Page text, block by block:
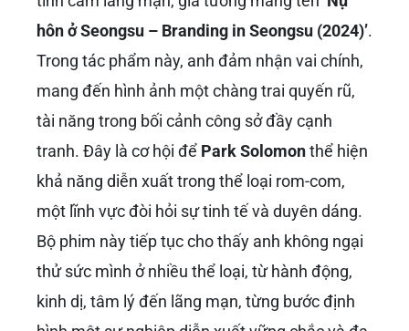
viên trẻ hàng đầu của điện ảnh Hàn Quốc.